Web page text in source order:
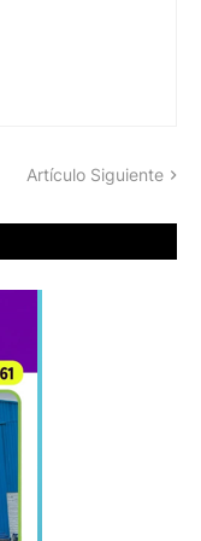
Artículo Siguiente